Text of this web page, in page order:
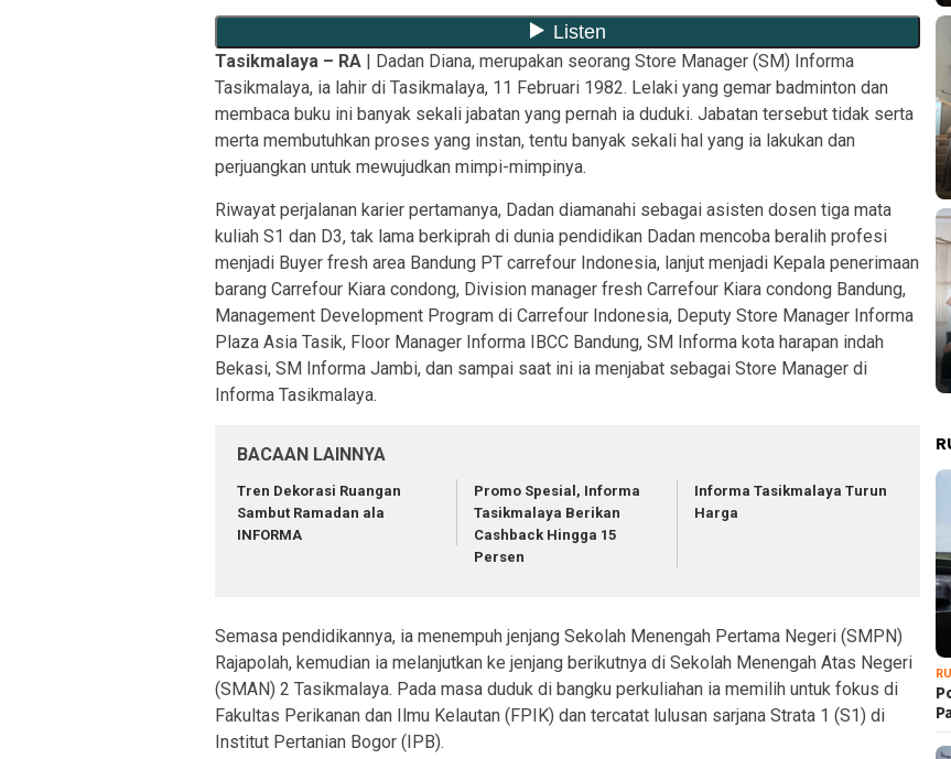
Tasikmalaya – RA | Dadan Diana, merupakan seorang Store Manager (SM) Informa
Tasikmalaya, ia lahir di Tasikmalaya, 11 Februari 1982. Lelaki yang gemar badminton dan
membaca buku ini banyak sekali jabatan yang pernah ia duduki. Jabatan tersebut tidak serta
merta membutuhkan proses yang instan, tentu banyak sekali hal yang ia lakukan dan
perjuangkan untuk mewujudkan mimpi-mimpinya.
Riwayat perjalanan karier pertamanya, Dadan diamanahi sebagai asisten dosen tiga mata
kuliah S1 dan D3, tak lama berkiprah di dunia pendidikan Dadan mencoba beralih profesi
menjadi Buyer fresh area Bandung PT carrefour Indonesia, lanjut menjadi Kepala penerimaan
barang Carrefour Kiara condong, Division manager fresh Carrefour Kiara condong Bandung,
Management Development Program di Carrefour Indonesia, Deputy Store Manager Informa
Plaza Asia Tasik, Floor Manager Informa IBCC Bandung, SM Informa kota harapan indah
Bekasi, SM Informa Jambi, dan sampai saat ini ia menjabat sebagai Store Manager di
Informa Tasikmalaya.
BACAAN LAINNYA
Tren Dekorasi Ruangan
Sambut Ramadan ala
INFORMA
Promo Spesial, Informa
Tasikmalaya Berikan
Cashback Hingga 15
Persen
Informa Tasikmalaya Turun
Harga
Semasa pendidikannya, ia menempuh jenjang Sekolah Menengah Pertama Negeri (SMPN)
Rajapolah, kemudian ia melanjutkan ke jenjang berikutnya di Sekolah Menengah Atas Negeri
(SMAN) 2 Tasikmalaya. Pada masa duduk di bangku perkuliahan ia memilih untuk fokus di
Fakultas Perikanan dan Ilmu Kelautan (FPIK) dan tercatat lulusan sarjana Strata 1 (S1) di
Institut Pertanian Bogor (IPB).